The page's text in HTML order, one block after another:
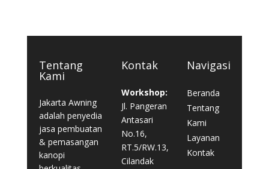
Tentang
Kami
Jakarta Awning
adalah penyedia
jasa pembuatan
& pemasangan
kanopi
Kontak
Workshop:
Jl. Pangeran
Antasari
No.16,
RT.5/RW.13,
Cilandak
Navigasi
Beranda
Tentang
Kami
Layanan
Kontak